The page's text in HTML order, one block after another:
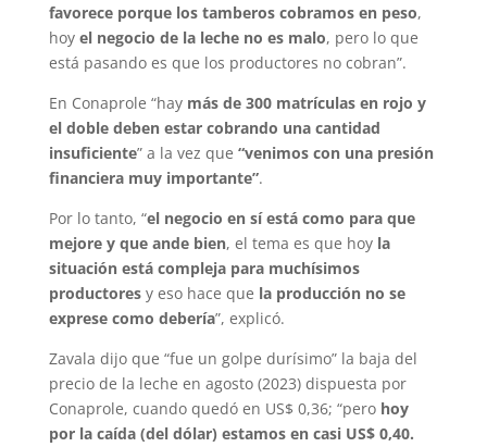
favorece porque los tamberos cobramos en peso,
hoy el negocio de la leche no es malo, pero lo que
está pasando es que los productores no cobran”.
En Conaprole “hay más de 300 matrículas en rojo y
el doble deben estar cobrando una cantidad
insuficiente” a la vez que “venimos con una presión
financiera muy importante”.
Por lo tanto, “el negocio en sí está como para que
mejore y que ande bien, el tema es que hoy la
situación está compleja para muchísimos
productoresy eso hace que la producción no se
exprese como debería”, explicó.
Zavala dijo que “fue un golpe durísimo” la baja del
precio de la leche en agosto (2023) dispuesta por
Conaprole, cuando quedó en US$ 0,36; “pero hoy
por la caída (del dólar) estamos en casi US$ 0,40.